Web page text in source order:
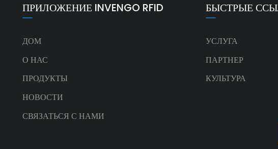
ПРИЛОЖЕНИЕ INVENGO RFID
ДОМ
О НАС
ПРОДУКТЫ
НОВОСТИ
СВЯЗАТЬСЯ С НАМИ
БЫСТРЫЕ
УСЛУГА
ПАРТНЕР
КУЛЬТУРА